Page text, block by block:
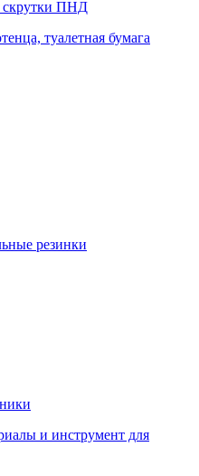
скрутки ПНД
туалетная бумага
резинки
и инструмент для